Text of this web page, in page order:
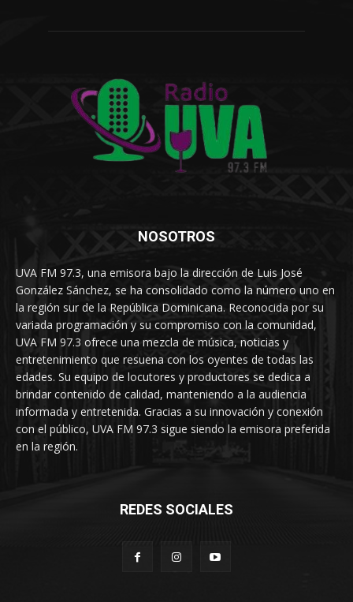
NOSOTROS
UVA FM 97.3, una emisora bajo la dirección de Luis José
González Sánchez, se ha consolidado como la número uno en
la región sur de la República Dominicana. Reconocida por su
variada programación y su compromiso con la comunidad,
UVA FM 97.3 ofrece una mezcla de música, noticias y
entretenimiento que resuena con los oyentes de todas las
edades. Su equipo de locutores y productores se dedica a
brindar contenido de calidad, manteniendo a la audiencia
informada y entretenida. Gracias a su innovación y conexión
con el público, UVA FM 97.3 sigue siendo la emisora preferida
en la región.
REDES SOCIALES